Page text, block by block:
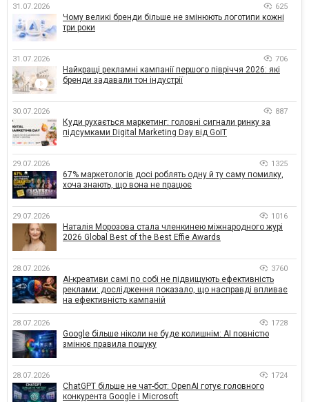
31.07.2026 625
Чому великі бренди більше не змінюють логотипи кожні
три роки
31.07.2026 706
Найкращі рекламні кампанії першого півріччя 2026: які
бренди задавали тон індустрії
30.07.2026 887
Куди рухається маркетинг: головні сигнали ринку за
підсумками Digital Marketing Day від GoIT
29.07.2026 1325
67% маркетологів досі роблять одну й ту саму помилку,
хоча знають, що вона не працює
29.07.2026 1016
Наталія Морозова стала членкинею міжнародного журі
2026 Global Best of the Best Effie Awards
28.07.2026 3760
AI-креативи самі по собі не підвищують ефективність
реклами: дослідження показало, що насправді впливає
на ефективність кампаній
28.07.2026 1728
Google більше ніколи не буде колишнім: AI повністю
змінює правила пошуку
28.07.2026 1724
ChatGPT більше не чат-бот: OpenAI готує головного
конкурента Google і Microsoft